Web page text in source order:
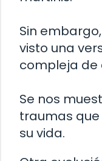
Sin
visto una
compleja de
Se nos
traumas
su vida.